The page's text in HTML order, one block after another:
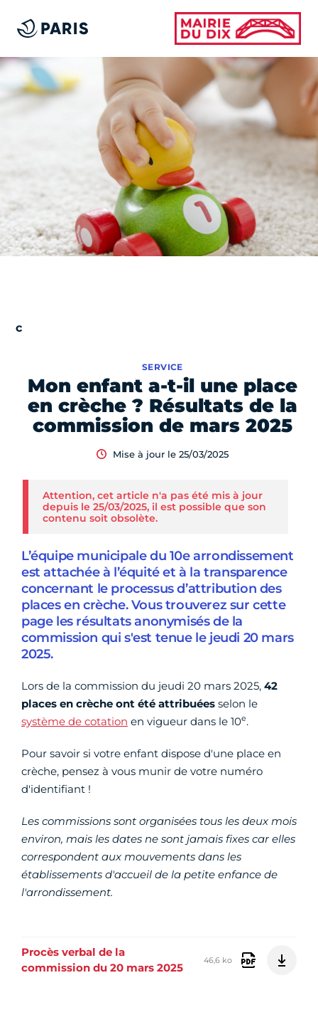
Mon enfant a-t-il une place
en crèche ? Résultats de la
commission de mars 2025
SERVICE
Mise à jour le 25/03/2025
Attention, cet article n'a pas été mis à jour
depuis le 25/03/2025, il est possible que son
contenu soit obsolète.
L’équipe municipale du 10e arrondissement
est attachée à l’équité et à la transparence
concernant le processus d’attribution des
places en crèche. Vous trouverez sur cette
page les résultats anonymisés de la
commission qui s'est tenue le jeudi 20 mars
2025.
Lors de la commission du jeudi 20 mars 2025, 42
places en crèche ont été attribuées selon le
système de cotation en vigueur dans le 10e.
Pour savoir si votre enfant dispose d'une place en
crèche, pensez à vous munir de votre numéro
d'identifiant !
Les commissions sont organisées tous les deux mois
environ, mais les dates ne sont jamais fixes car elles
correspondent aux mouvements dans les
établissements d'accueil de la petite enfance de
l'arrondissement.
Procès verbal de la
commission du 20 mars 2025
46,6 ko